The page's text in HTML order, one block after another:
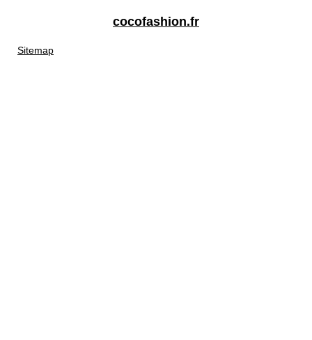
cocofashion.fr
Sitemap